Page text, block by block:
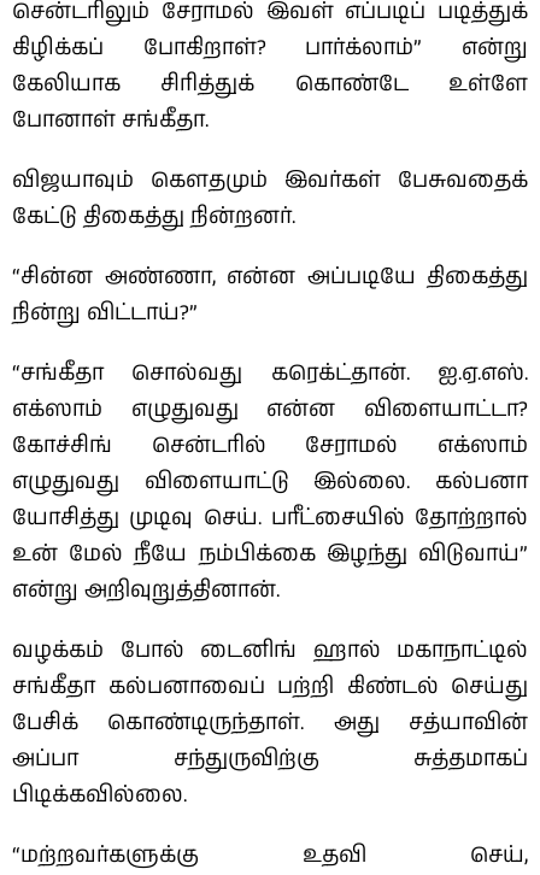
சென்டரிலும் சேராமல் இவள் எப்படிப் படித்துக்
கிழிக்கப் போகிறாள்? பார்க்லாம்” என்று
கேலியாக சிரித்துக் கொண்டே உள்ளே
போனாள் சங்கீதா.
விஜயாவும் கௌதமும் இவர்கள் பேசுவதைக்
கேட்டு திகைத்து நின்றனர்.
“சின்ன அண்ணா, என்ன அப்படியே திகைத்து
நின்று விட்டாய்?”
“சங்கீதா சொல்வது கரெக்ட்தான். ஐ.ஏ.எஸ்.
எக்ஸாம் எழுதுவது என்ன விளையாட்டா?
கோச்சிங் சென்டரில் சேராமல் எக்ஸாம்
எழுதுவது விளையாட்டு இல்லை. கல்பனா
யோசித்து முடிவு செய். பரீட்சையில் தோற்றால்
உன் மேல் நீயே நம்பிக்கை இழந்து விடுவாய்”
என்று அறிவுறுத்தினான்.
வழக்கம் போல் டைனிங் ஹால் மகாநாட்டில்
சங்கீதா கல்பனாவைப் பற்றி கிண்டல் செய்து
பேசிக் கொண்டிருந்தாள். அது சத்யாவின்
அப்பா சந்துருவிற்கு சுத்தமாகப்
பிடிக்கவில்லை.
“மற்றவர்களுக்கு உதவி செய்,